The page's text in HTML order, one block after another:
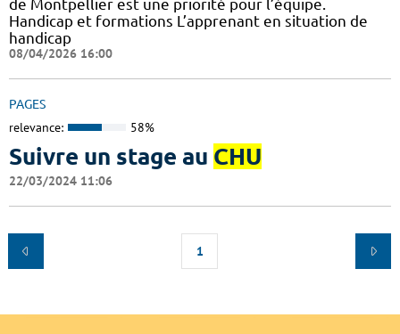
de Montpellier est une priorité pour l’équipe.
Handicap et formations L’apprenant en situation de
handicap
08/04/2026 16:00
PAGES
relevance: 58%
Suivre un stage au CHU
22/03/2024 11:06
1